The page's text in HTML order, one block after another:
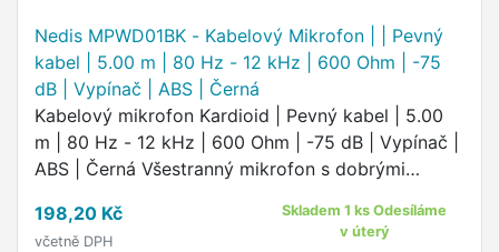
Nedis MPWD01BK - Kabelový Mikrofon | | Pevný
kabel | 5.00 m | 80 Hz - 12 kHz | 600 Ohm | -75
dB | Vypínač | ABS | Černá
Kabelový mikrofon Kardioid | Pevný kabel | 5.00
m | 80 Hz - 12 kHz | 600 Ohm | -75 dB | Vypínač |
ABS | Černá Všestranný mikrofon s dobrými
černá barva.
198,20 Kč
včetně DPH
Skladem 1 ks Odesíláme
v úterý